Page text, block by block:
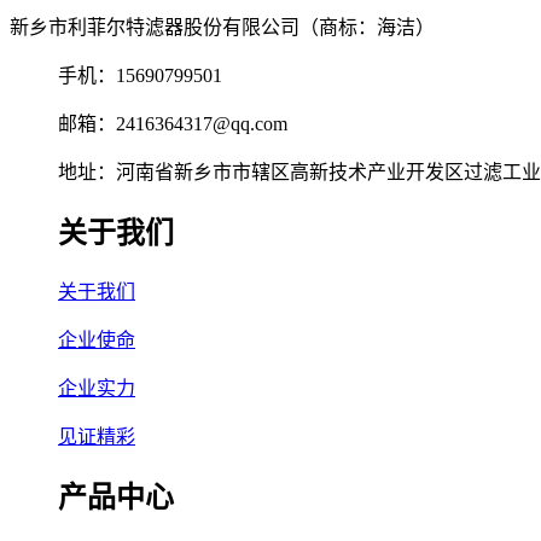
新乡市利菲尔特滤器股份有限公司（商标：海洁）
手机：15690799501
邮箱：2416364317@qq.com
地址：河南省新乡市市辖区高新技术产业开发区过滤工
关于我们
关于我们
企业使命
企业实力
见证精彩
产品中心